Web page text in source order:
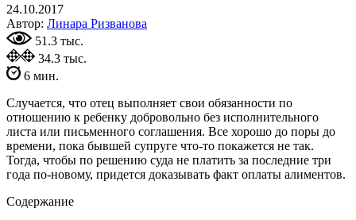
24.10.2017
Автор: Линара Ризванова
51.3 тыс.
34.3 тыс.
6 мин.
Случается, что отец выполняет свои обязанности по
отношению к ребенку добровольно без исполнительного
листа или письменного соглашения. Все хорошо до поры до
времени, пока бывшей супруге что-то покажется не так.
Тогда, чтобы по решению суда не платить за последние три
года по-новому, придется доказывать факт оплаты алиментов.
Содержание